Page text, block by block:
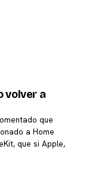
volver a
que
a Home
que si Apple,